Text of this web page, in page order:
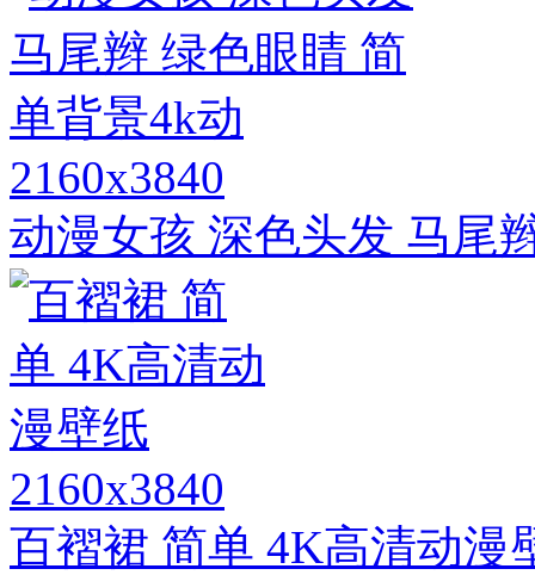
2160x3840
动漫女孩 深色头发 马尾
2160x3840
百褶裙 简单 4K高清动漫